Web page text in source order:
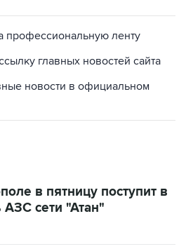
профессиональную ленту
главных новостей сайта
новости в официальном
в пятницу поступит в
АЗС сети "Атан"